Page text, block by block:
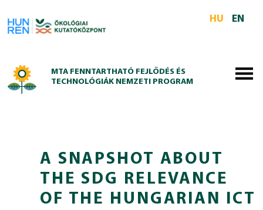
HU
EN
MTA FENNTARTHATÓ FEJLŐDÉS ÉS
TECHNOLÓGIÁK NEMZETI PROGRAM
A SNAPSHOT ABOUT
THE SDG RELEVANCE
OF THE HUNGARIAN ICT